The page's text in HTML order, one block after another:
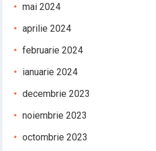
mai 2024
aprilie 2024
februarie 2024
ianuarie 2024
decembrie 2023
noiembrie 2023
octombrie 2023